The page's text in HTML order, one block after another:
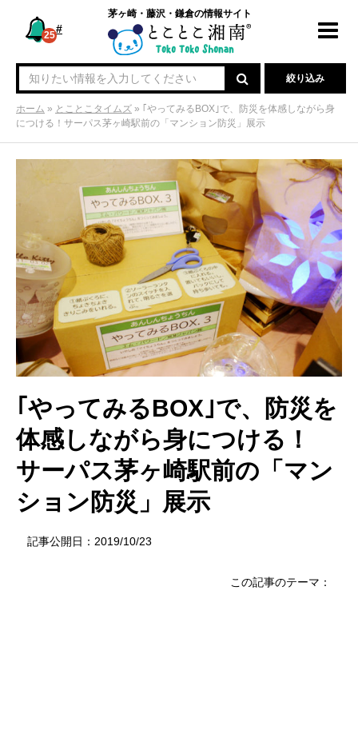
#
25
茅ヶ崎・藤沢・鎌倉の情報サイト
絞り込み
ホーム » とことこタイムズ » ｢やってみるBOX｣で、防災を体感しながら身
につける！サーパス茅ヶ崎駅前の「マンション防災」展示
｢やってみるBOX｣で、防災を
体感しながら身につける！
サーパス茅ヶ崎駅前の「マン
ション防災」展示
記事公開日：2019/10/23
この記事のテーマ：